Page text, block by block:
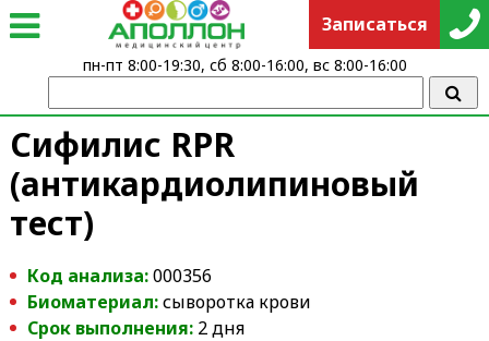
Сифилис RPR
(антикардиолипиновый
тест)
Код анализа:000356
Биоматериал:сыворотка крови
Срок выполнения:2 дня
Записаться
пн-пт 8:00-19:30, сб 8:00-16:00, вс 8:00-16:00